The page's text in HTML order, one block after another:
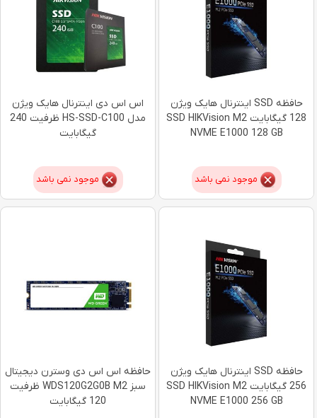
حافظه SSD اینترنال هایک ویژن
128 گیگابایت SSD HIKVision M2
NVME E1000 128 GB
موجود نمی باشد
اس اس دی اینترنال هایک ویژن
مدل HS-SSD-C100 ظرفیت 240
گیگابایت
موجود نمی باشد
حافظه SSD اینترنال هایک ویژن
256 گیگابایت SSD HIKVision M2
NVME E1000 256 GB
حافظه اس اس دی وسترن دیجیتال
سبز WDS120G2G0B M2 ظرفیت
120 گیگابایت